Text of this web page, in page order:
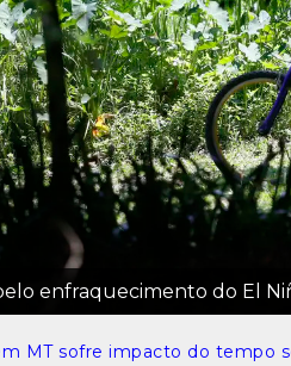
enfraquecimento do El
MT sofre impacto do tempo